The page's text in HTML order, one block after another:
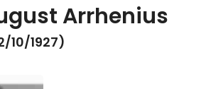
Arrhenius
10/1927)